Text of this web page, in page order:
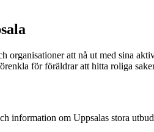
organisationer att nå ut med sina
för föräldrar att hitta roliga
information om Uppsalas stora